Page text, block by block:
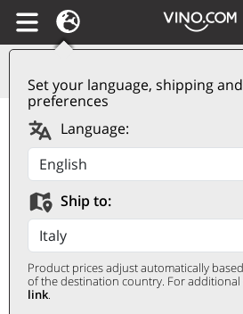
Set your language, shipping
preferences
Language:
Ship to:
Product prices adjust automatically
of the destination country. For additional
link.
Champagne AOC
Brut Ultradition
Laherte Frères
LAHERTE FRÈRES
0,75 ℓ